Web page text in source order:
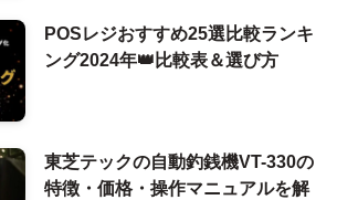
POSレジおすすめ25選比較ランキ
ング2024年👑比較表＆選び方
東芝テックの自動釣銭機VT-330の
特徴・価格・操作マニュアルを解